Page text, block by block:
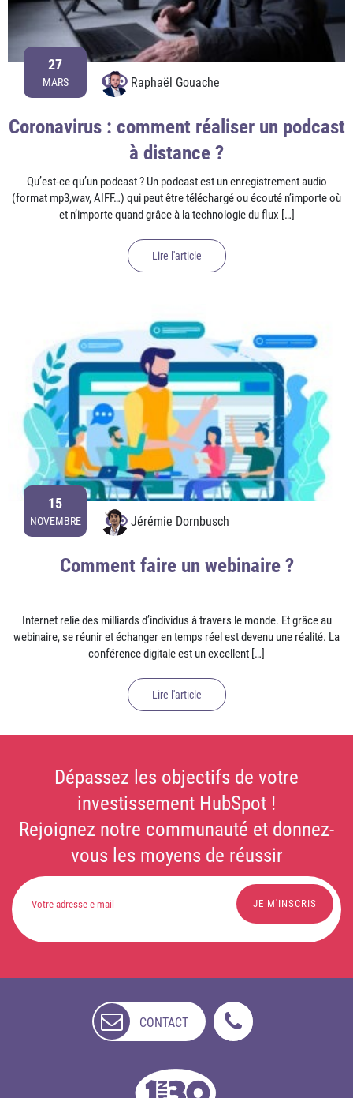
27
MARS Raphaël Gouache
Coronavirus : comment réaliser un podcast
à distance ?
Qu’est-ce qu’un podcast ? Un podcast est un enregistrement audio
(format mp3,wav, AIFF…) qui peut être téléchargé ou écouté n’importe où
et n’importe quand grâce à la technologie du flux […]
Lire l'article
15
NOVEMBRE Jérémie Dornbusch
Comment faire un webinaire ?
Internet relie des milliards d’individus à travers le monde. Et grâce au
webinaire, se réunir et échanger en temps réel est devenu une réalité. La
conférence digitale est un excellent […]
Lire l'article
Dépassez les objectifs de votre
investissement HubSpot !
Rejoignez notre communauté et donnez-
vous les moyens de réussir
CONTACT
DISPONIBLE